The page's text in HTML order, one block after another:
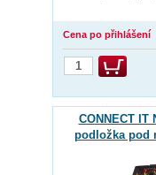
Cena po přihlášení
CONNECT IT
podložka pod